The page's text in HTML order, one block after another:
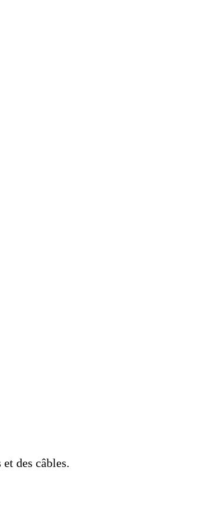
des câbles.